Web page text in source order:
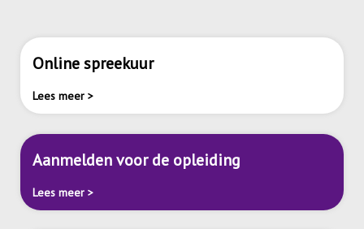
Online spreekuur
Lees meer >
Aanmelden voor de opleiding
Lees meer >